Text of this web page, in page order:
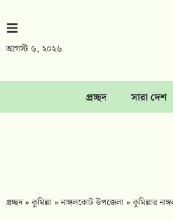
আগস্ট ৬, ২০২৬
প্রচ্ছদ সারা দেশ
প্রচ্ছদ»কুমিল্লা »নাঙ্গলকোট উপজেলা »কুমিল্লার